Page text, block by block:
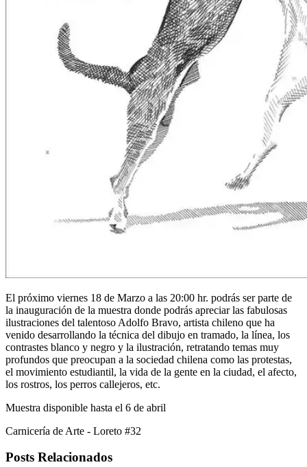
El próximo viernes 18 de Marzo a las 20:00 hr. podrás ser parte de
la inauguración de la muestra donde podrás apreciar las fabulosas
ilustraciones del talentoso Adolfo Bravo, artista chileno que ha
venido desarrollando la técnica del dibujo en tramado, la línea, los
contrastes blanco y negro y la ilustración, retratando temas muy
profundos que preocupan a la sociedad chilena como las protestas,
el movimiento estudiantil, la vida de la gente en la ciudad, el afecto,
los rostros, los perros callejeros, etc.
Muestra disponible hasta el 6 de abril
Carnicería de Arte - Loreto #32
Posts Relacionados